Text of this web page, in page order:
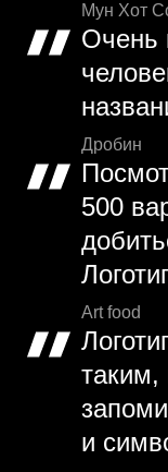
Мун Хот
Очень
Дробин
500
Art food
таким,
и